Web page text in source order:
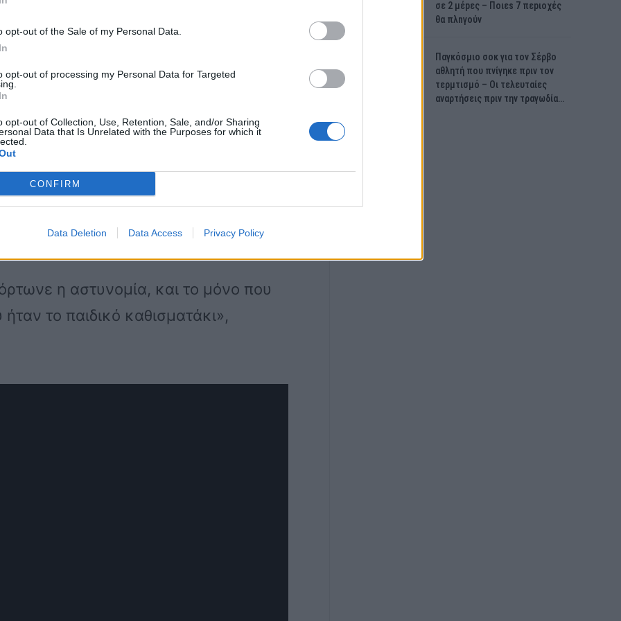
opt-out of the Sale of my Personal Data.
opt-out of processing my Personal Data for Targeted
opt-out of Collection, Use, Retention, Sale, and/or Sharing
Data that Is Unrelated with the Purposes for which it
CONFIRM
Data Deletion Data Access Privacy Policy
κλειδωμένο μέσα στο όχημα , για
δουλειά , βρίσκοντας τραγικό
αφήσει το αυτοκίνητό του ο πατέρας.
με φιμέ τζάμια. Δεν φαινόταν
newsit.gr ιδιοκτήτης
η αστυνομία, και το μόνο που
το παιδικό καθισματάκι»,
σε 2 μέpες – Ποιεs 7 πεpιοχές
θα πλnγούν
Παγκόσμιο σοκ για τον Σέρβο
αθλητή που πνίγηκε πριν τον
τερμτισμό – Οι τελευταίες
αναρτήσεις πριν την τραγωδία…